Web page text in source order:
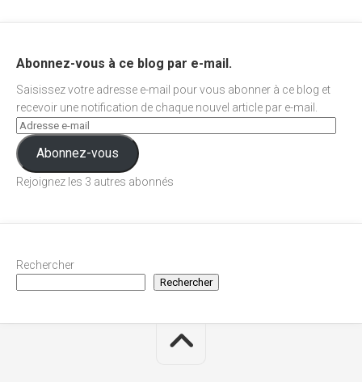
Abonnez-vous à ce blog par e-mail.
Saisissez votre adresse e-mail pour vous abonner à ce blog et
recevoir une notification de chaque nouvel article par e-mail.
Abonnez-vous
Rejoignez les 3 autres abonnés
Rechercher
Rechercher